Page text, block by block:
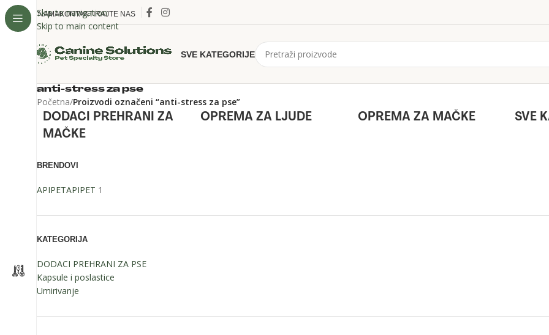
Skip to navigation
Skip to main content
O NAMAKONTAKTIRAJTE NAS
SVE KATEGORIJE
anti-stress za pse
Početna/Proizvodi označeni “anti-stress za pse”
DODACI PREHRANI ZA
MAČKE
OPREMA ZA LJUDE OPREMA ZA MAČKE SVE
BRENDOVI
APIPETAPIPET 1
KATEGORIJA
DODACI PREHRANI ZA PSE
Kapsule i poslastice
Umirivanje